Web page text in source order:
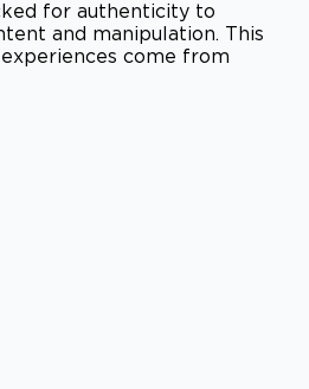
for authenticity to
and manipulation. This
come from